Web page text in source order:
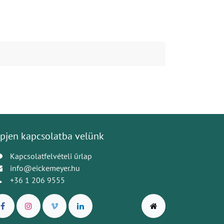
kapcsolatba velünk
Kapcsolatfelvételi űrlap
info@eickemeyer.hu
+36 1 206 9555